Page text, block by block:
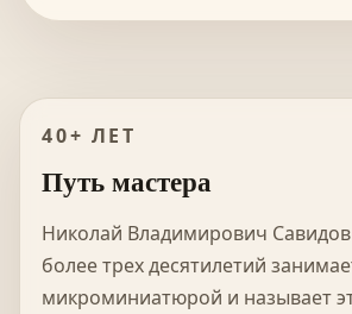
40+ ЛЕТ
Путь мастера
Николай Владимирович
более трех десятилетий
микроминиатюрой и называет